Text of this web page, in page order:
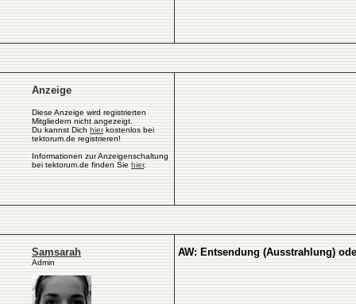
Anzeige
Diese Anzeige wird registrierten
Mitgliedern nicht angezeigt.
Du kannst Dich hierkostenlos bei
tektorum.de registrieren!
Informationen zur Anzeigenschaltung
bei tektorum.de finden Sie hier.
Samsarah
Admin
AW: Entsendung (Ausstrahlung)